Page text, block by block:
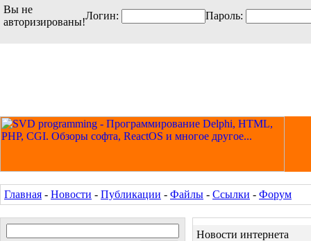
Вы не
авторизированы!
Логин: Пароль:
Главная - Новости - Публикации - Файлы - Ссылки - Форум
Новости интернета